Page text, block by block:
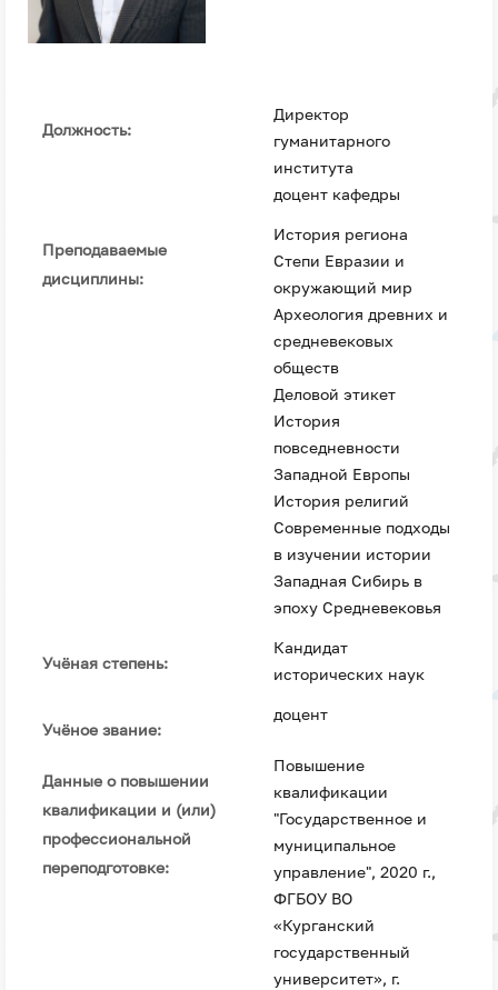
Должность:
Директор
гуманитарного
института
доцент кафедры
Преподаваемые
дисциплины:
История региона
Степи Евразии и
окружающий мир
Археология древних и
средневековых
обществ
Деловой этикет
История
повседневности
Западной Европы
История религий
Современные подходы
в изучении истории
Западная Сибирь в
эпоху Средневековья
Учёная степень:
Кандидат
исторических наук
Учёное звание:
доцент
Данные о повышении
квалификации и (или)
профессиональной
переподготовке:
Повышение
квалификации
"Государственное и
муниципальное
управление", 2020 г.,
ФГБОУ ВО
«Курганский
государственный
университет», г.